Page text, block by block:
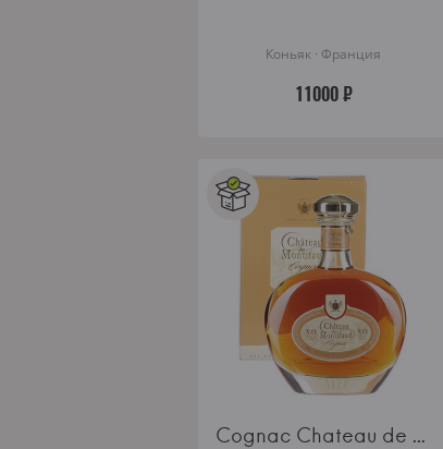
Коньяк · Франция
11000 ₽
Cognac Chateau de Montifaud XO Elios Fine Petite Champagne AOC gift box